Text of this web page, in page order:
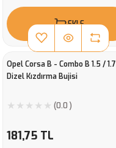
EKLE
Opel Corsa B - Combo B 1.5 / 1.7
Dizel Kızdırma Bujisi
(0.0 )
181,75 TL